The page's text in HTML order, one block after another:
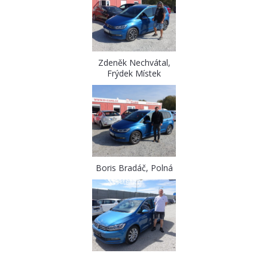
Zdeněk Nechvátal,
Frýdek Místek
Boris Bradáč, Polná